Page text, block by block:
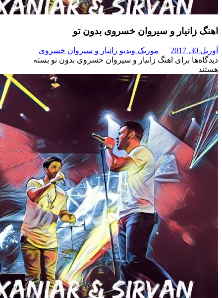
و سیروان خسروی بدون تو
موزیک ویدیو زانیار و سیروان خسروی
برای اهنگ زانیار و سیروان خسروی بدون توبسته